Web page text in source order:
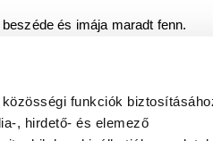
funkciók
, hirdető- és elemező
és imája maradt fenn.
Magyar írók élete és